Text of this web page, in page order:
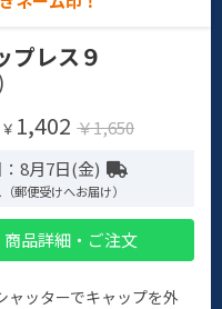
プレス９
￥ 1,402 ￥1,650
8月7日(金)
郵便受けへお届け）
商品詳細・ご注文
ャッターでキャップを外